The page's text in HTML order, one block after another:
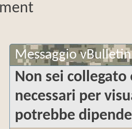
Messaggio vBulletin
Non sei
necessari per
potrebbe